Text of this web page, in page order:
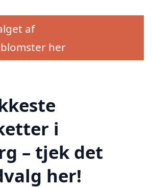
af
her
i
– tjek det
her!